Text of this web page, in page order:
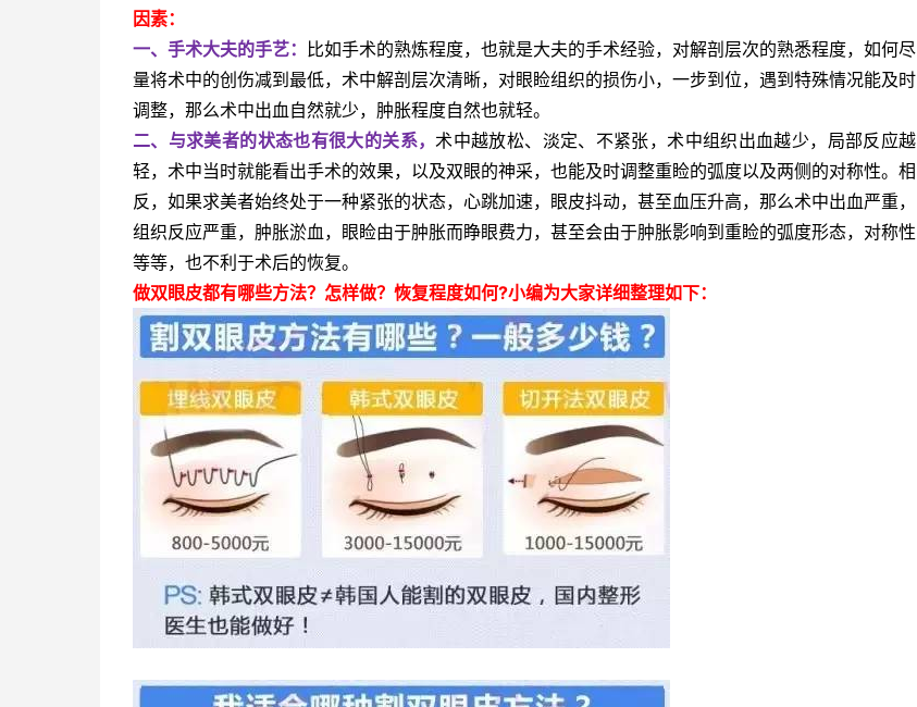
因素：
一、手术大夫的手艺： 比如手术的熟炼程度，也就是大夫的手术经验，对解剖层次的熟悉程度，如何尽
量将术中的创伤减到最低，术中解剖层次清晰，对眼睑组织的损伤小，一步到位，遇到特殊情况能及时
调整，那么术中出血自然就少，肿胀程度自然也就轻。
二、与求美者的状态也有很大的关系，术中越放松、淡定、不紧张，术中组织出血越少，局部反应越
轻，术中当时就能看出手术的效果，以及双眼的神采，也能及时调整重睑的弧度以及两侧的对称性。相
反，如果求美者始终处于一种紧张的状态，心跳加速，眼皮抖动，甚至血压升高，那么术中出血严重，
组织反应严重，肿胀淤血，眼睑由于肿胀而睁眼费力，甚至会由于肿胀影响到重睑的弧度形态，对称性
等等，也不利于术后的恢复。
做双眼皮都有哪些方法？怎样做？恢复程度如何?小编为大家详细整理如下：